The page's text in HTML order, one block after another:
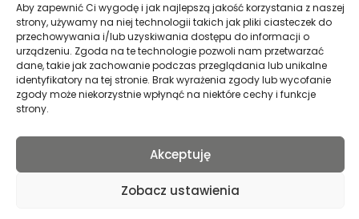
Aby zapewnić Ci wygodę i jak najlepszą jakość korzystania z naszej
strony, używamy na niej technologii takich jak pliki ciasteczek do
przechowywania i/lub uzyskiwania dostępu do informacji o
urządzeniu. Zgoda na te technologie pozwoli nam przetwarzać
dane, takie jak zachowanie podczas przeglądania lub unikalne
identyfikatory na tej stronie. Brak wyrażenia zgody lub wycofanie
zgody może niekorzystnie wpłynąć na niektóre cechy i funkcje
strony.
Akceptuję
Zobacz ustawienia
Deklaracja dostępności
Polityka prywatności
Mapa strony
Profil Archiwa Państwowe w
Profil Archiwa Państwowe
Profil Archiwa
Profil Archiwa